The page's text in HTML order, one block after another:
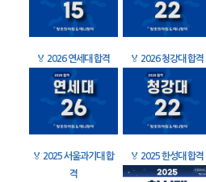
🏅 2026 연세대 합격 🏅 2026 청강대 합격
🏅 2025 서울과기대 합
격
🏅 2025 한성대 합격